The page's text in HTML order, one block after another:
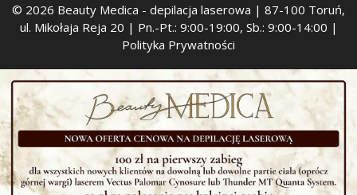
© 2026 Beauty Medica - depilacja laserowa | 87-100 Toruń,
ul. Mikołaja Reja 20 | Pn.-Pt.: 9:00-19:00, Sb.: 9:00-14:00 |
Polityka Prywatności